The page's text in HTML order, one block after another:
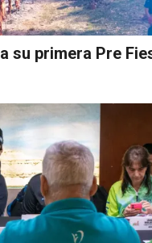
su primera Pre